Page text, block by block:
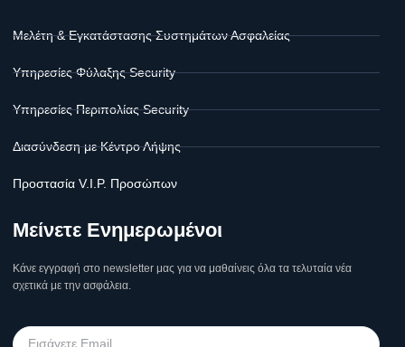
Μελέτη & Εγκατάστασης Συστημάτων Ασφαλείας
Υπηρεσίες Φύλαξης Security
Υπηρεσίες Περιπολίας Security
Διασύνδεση με Κέντρο Λήψης
Προστασία V.I.P. Προσώπων
Μείνετε Ενημερωμένοι
Κάνε εγγραφή στο newsletter μας για να μαθαίνεις όλα τα τελυταία νέα
σχετικά με την ασφάλεια.